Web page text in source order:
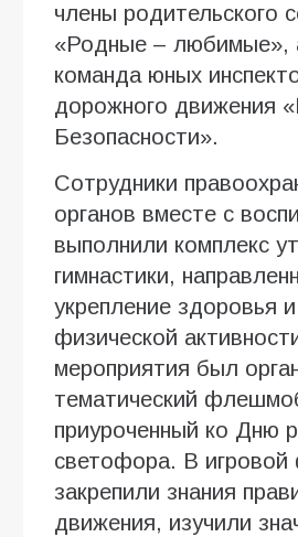
члены родительского
«Родные – любимые»,
команда юных
дорожного движения
Безопасности».
Сотрудники
органов вместе с
выполнили комплекс
гимнастики,
укрепление здоровья
физической
мероприятия был
тематический
приуроченный ко Дню
светофора. В
закрепили знания
движения, изучили